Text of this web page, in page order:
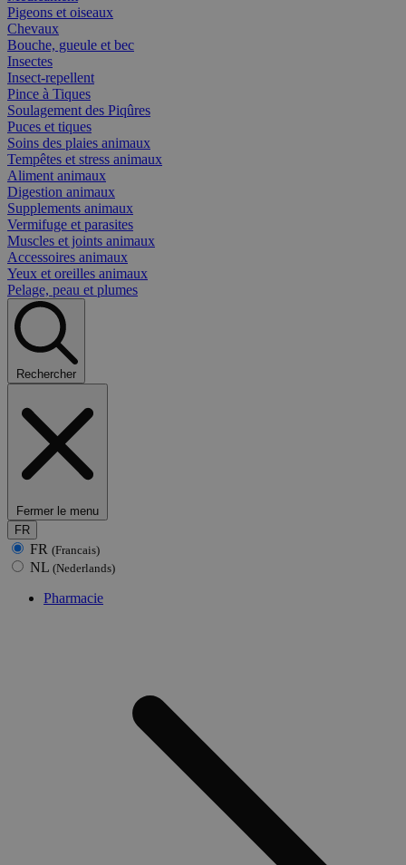
Pigeons et oiseaux
Chevaux
Bouche, gueule et bec
Insectes
Insect-repellent
Pince à Tiques
Soulagement des Piqûres
Puces et tiques
Soins des plaies animaux
Tempêtes et stress animaux
Aliment animaux
Digestion animaux
Supplements animaux
Vermifuge et parasites
Muscles et joints animaux
Accessoires animaux
Yeux et oreilles animaux
Pelage, peau et plumes
Rechercher
Fermer le menu
FR
FR (Francais)
NL (Nederlands)
Pharmacie